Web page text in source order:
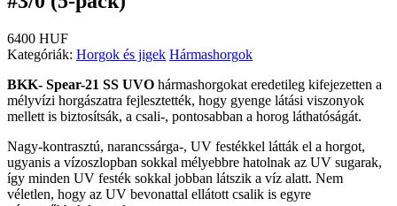
6400 HUF
Kategóriák: Horgok és jigek Hármashorgok
BKK- Spear-21 SS UVO hármashorgokat eredetileg kifejezetten a
mélyvízi horgászatra fejlesztették, hogy gyenge látási viszonyok
mellett is biztosítsák, a csali-, pontosabban a horog láthatóságát.
Nagy-kontrasztú, narancssárga-, UV festékkel látták el a horgot,
ugyanis a vízoszlopban sokkal mélyebbre hatolnak az UV sugarak,
így minden UV festék sokkal jobban látszik a víz alatt. Nem
véletlen, hogy az UV bevonattal ellátott csalik is egyre